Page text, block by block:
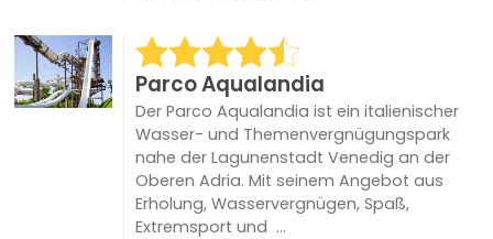
Parco Aqualandia
Der Parco Aqualandia ist ein italienischer
Wasser- und Themenvergnügungspark
nahe der Lagunenstadt Venedig an der
Oberen Adria. Mit seinem Angebot aus
Erholung, Wasservergnügen, Spaß,
Extremsport und ...